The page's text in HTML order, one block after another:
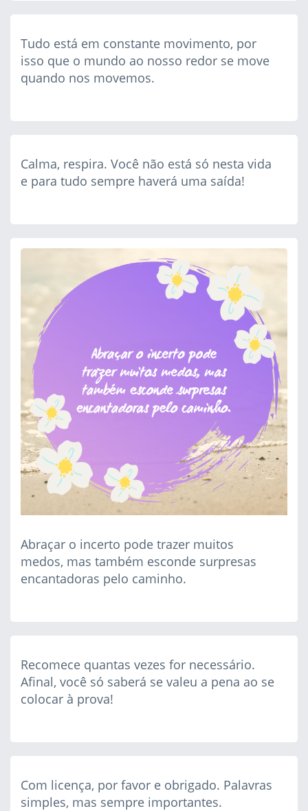
Tudo está em constante movimento, por
isso que o mundo ao nosso redor se move
quando nos movemos.
Calma, respira. Você não está só nesta vida
e para tudo sempre haverá uma saída!
Abraçar o incerto pode trazer muitos
medos, mas também esconde surpresas
encantadoras pelo caminho.
Recomece quantas vezes for necessário.
Afinal, você só saberá se valeu a pena ao se
colocar à prova!
Com licença, por favor e obrigado. Palavras
simples, mas sempre importantes.